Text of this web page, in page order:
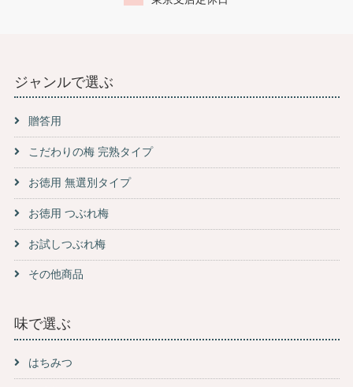
ジャンルで選ぶ
贈答用
こだわりの梅 完熟タイプ
お徳用 無選別タイプ
お徳用 つぶれ梅
お試しつぶれ梅
その他商品
味で選ぶ
はちみつ